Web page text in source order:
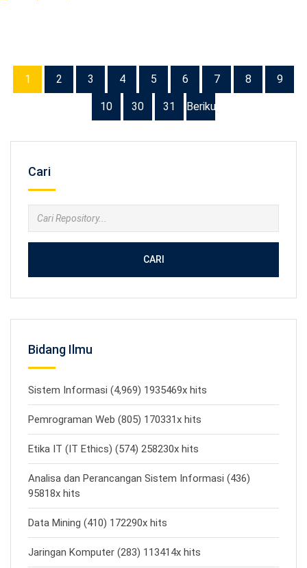
1 2 3 4 5 6 7 8 9
10 30 31 Berikutnya
Cari
CARI
Bidang Ilmu
Sistem Informasi (4,969) 1935469x hits
Pemrograman Web (805) 170331x hits
Etika IT (IT Ethics) (574) 258230x hits
Analisa dan Perancangan Sistem Informasi (436)
95818x hits
Data Mining (410) 172290x hits
Jaringan Komputer (283) 113414x hits